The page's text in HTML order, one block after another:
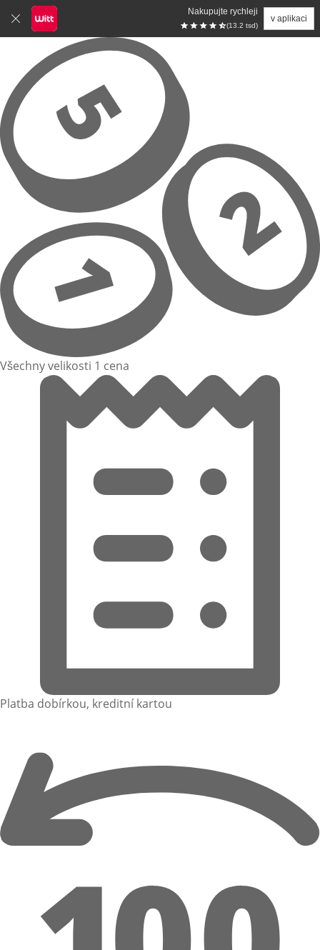
Nakupujte rychleji
(13.2 tsd)
v aplikaci
Přeskočit na hlavní obsah
Všechny velikosti 1 cena
Platba dobírkou, kreditní kartou